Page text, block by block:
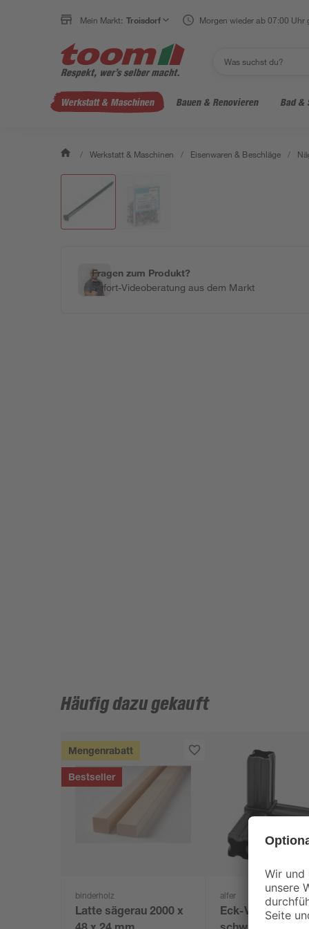
Mein Markt: Troisdorf Morgen wieder ab 07:00 Uhr
Werkstatt & Maschinen Bauen & Renovieren Bad &
/ Werkstatt & Maschinen / Eisenwaren & Beschläge /
Fragen zum Produkt?
Sofort-Videoberatung aus dem Markt
Häufig dazu gekauft
Mengenrabatt
Bestseller
binderholz
Latte sägerau 2000 x
alfer
Eck-Verbinder